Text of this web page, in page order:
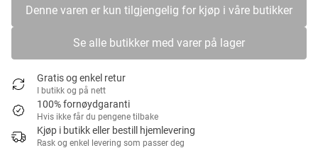
Denne varen er kun tilgjengelig for kjøp i våre butikker
Se alle butikker med varer på lager
Gratis og enkel retur
I butikk og på nett
100% fornøydgaranti
Hvis ikke får du pengene tilbake
Kjøp i butikk eller bestill hjemlevering
Rask og enkel levering som passer deg